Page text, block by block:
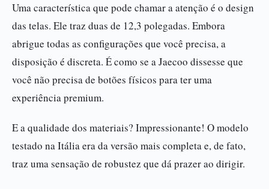
Uma característica que pode chamar a atenção é o design
das telas. Ele traz duas de 12,3 polegadas. Embora
abrigue todas as configurações que você precisa, a
disposição é discreta. É como se a Jaecoo dissesse que
você não precisa de botões físicos para ter uma
experiência premium.
E a qualidade dos materiais? Impressionante! O modelo
testado na Itália era da versão mais completa e, de fato,
traz uma sensação de robustez que dá prazer ao dirigir.